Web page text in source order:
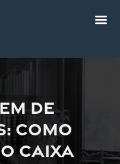
de
como
caixa